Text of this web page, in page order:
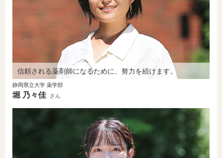
信頼される薬剤師になるために、努力を続けます。
静岡県立大学 薬学部
堀 乃々佳 さん